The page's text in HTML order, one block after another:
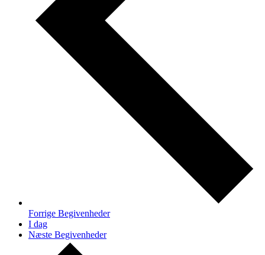
Forrige Begivenheder
I dag
Næste Begivenheder